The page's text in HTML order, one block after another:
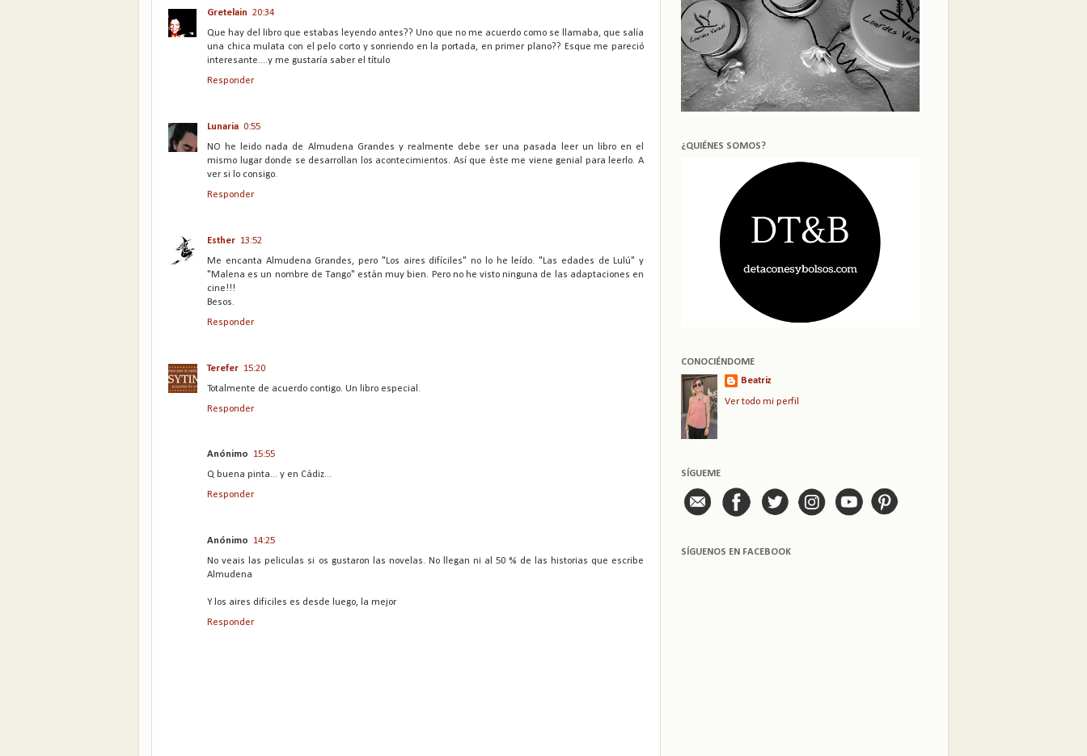
Gretelain 20:34
Que hay del libro que estabas leyendo antes?? Uno que no me acuerdo como se llamaba, que salía
una chica mulata con el pelo corto y sonriendo en la portada, en primer plano?? Esque me pareció
interesante....y me gustaría saber el título
Responder
Lunaria 0:55
NO he leido nada de Almudena Grandes y realmente debe ser una pasada leer un libro en el
mismo lugar donde se desarrollan los acontecimientos. Así que éste me viene genial para leerlo. A
ver si lo consigo.
Responder
Esther 13:52
Me encanta Almudena Grandes, pero "Los aires difíciles" no lo he leído. "Las edades de Lulú" y
"Malena es un nombre de Tango" están muy bien. Pero no he visto ninguna de las adaptaciones en
cine!!!
Besos.
Responder
Terefer 15:20
Totalmente de acuerdo contigo. Un libro especial.
Responder
Anónimo 15:55
Q buena pinta... y en Cádiz...
Responder
Anónimo 14:25
No veais las peliculas si os gustaron las novelas. No llegan ni al 50 % de las historias que escribe
Almudena
Y los aires dificiles es desde luego, la mejor
Responder
¿QUIÉNES SOMOS?
CONOCIÉNDOME
Beatriz
Ver todo mi perfil
SÍGUEME
SÍGUENOS EN FACEBOOK